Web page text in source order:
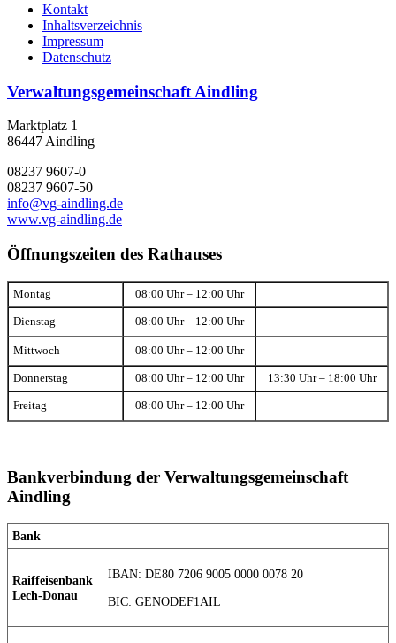
Kontakt
Inhaltsverzeichnis
Impressum
Datenschutz
Verwaltungsgemeinschaft Aindling
Marktplatz 1
86447 Aindling
08237 9607-0
08237 9607-50
info@vg-aindling.de
www.vg-aindling.de
Öffnungszeiten des Rathauses
Montag 08:00 Uhr – 12:00 Uhr
Dienstag 08:00 Uhr – 12:00 Uhr
Mittwoch 08:00 Uhr – 12:00 Uhr
Donnerstag 08:00 Uhr – 12:00 Uhr 13:30 Uhr – 18:00 Uhr
Freitag 08:00 Uhr – 12:00 Uhr
Bankverbindung der Verwaltungsgemeinschaft
Aindling
Bank
Raiffeisenbank
Lech-Donau
IBAN: DE80 7206 9005 0000 0078 20
BIC: GENODEF1AIL